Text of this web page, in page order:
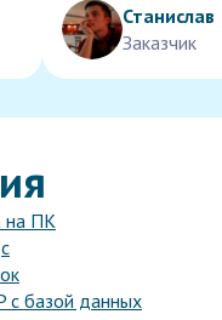
Станислав
Заказчик
на ПК
с базой данных